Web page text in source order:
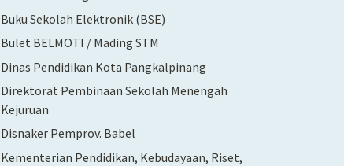
Buku Sekolah Elektronik (BSE)
Bulet BELMOTI / Mading STM
Dinas Pendidikan Kota Pangkalpinang
Direktorat Pembinaan Sekolah Menengah
Kejuruan
Disnaker Pemprov. Babel
Kementerian Pendidikan, Kebudayaan, Riset,